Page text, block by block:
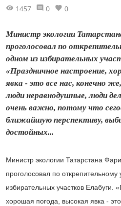
1457 0 0
Министр экологии
проголосовал по
одном из избирательных
«Праздничное настроение,
явка - это все нас, конечно
люди неравнодушные, люди
очень важно, потому что
ближайшую перспективу,
достойных...
Министр экологии Татарстана
проголосовал по
избирательных участков Елабуги.
хорошая погода, высокая явка -